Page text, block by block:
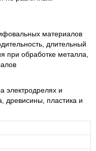
материалов
длительный
при обработке металла,
электродрелях и
древисины, пластика и